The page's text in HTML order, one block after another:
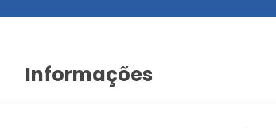
Informações